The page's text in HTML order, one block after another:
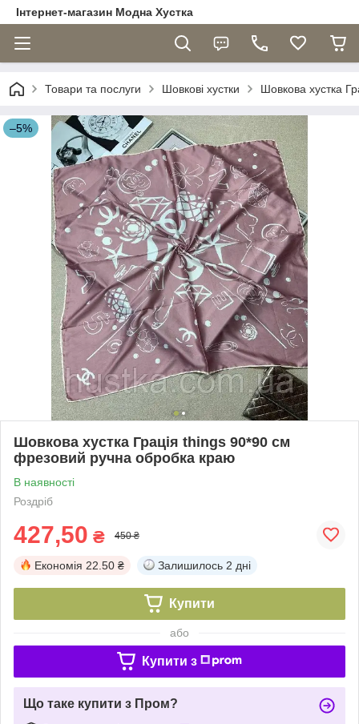
Інтернет-магазин Модна Хустка
Товари та послуги Шовкові хустки Шовкова хустка
–5%
Шовкова хустка Грація things 90*90 см
фрезовий ручна обробка краю
В наявності
Роздріб
427,50 ₴ 450 ₴
Економія 22.50 ₴ Залишилось 2 дні
Купити
або
Купити з
Що таке купити з Пром?